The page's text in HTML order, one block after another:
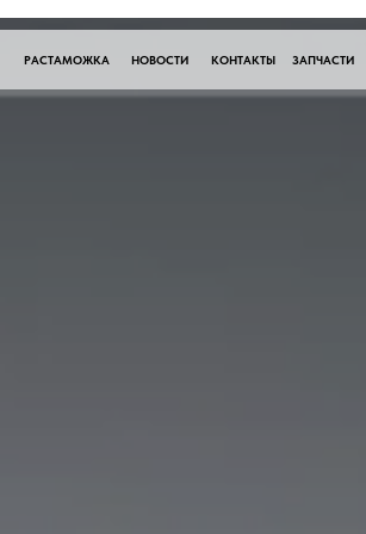
РАСТАМОЖКА НОВОСТИ КОНТАКТЫ ЗАПЧАСТИ